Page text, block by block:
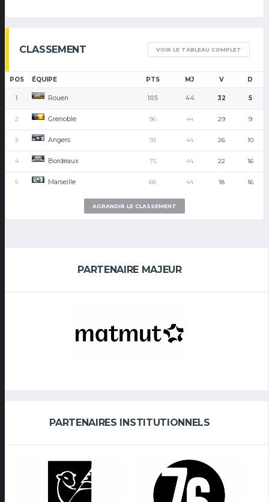
CLASSEMENT VOIR LE TABLEAU COMPLET
POS ÉQUIPE PTS MJ V D
1 Rouen 105 44 32 5
2 Grenoble 96 44 29 9
3 Angers 93 44 26 10
4 Bordeaux 75 44 22 16
5 Marseille 68 44 18 16
AGRANDIR LE CLASSEMENT
PARTENAIRE MAJEUR
PARTENAIRES INSTITUTIONNELS